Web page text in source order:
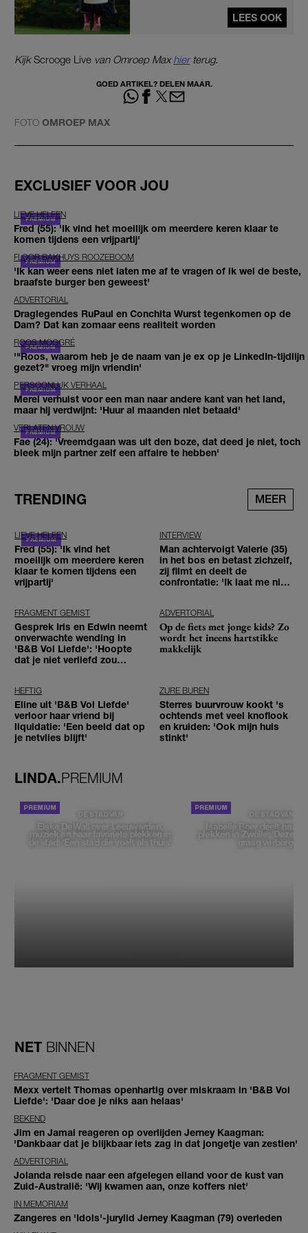
LEES OOK
KijkScrooge Live van Omroep Maxhierterug.
GOED ARTIKEL? DELEN MAAR.
FOTO OMROEP MAX
EXCLUSIEF VOOR JOU
LIEVE HELEEN
Fred (55): 'Ik vind het moeilijk om meerdere keren klaar te
komen tijdens een vrijpartij'
FLOOR BAKHUYS ROOZEBOOM
'Ik kan weer eens niet laten me af te vragen of ik wel de beste,
braafste burger ben geweest'
ADVERTORIAL
Draglegendes RuPaul en Conchita Wurst tegenkomen op de
Dam? Dat kan zomaar eens realiteit worden
ROOS MOGGRÉ
'"Roos, waarom heb je de naam van je ex op je LinkedIn-tijdlijn
gezet?" vroeg mijn vriendin'
PERSOONLIJK VERHAAL
Merel verhuist voor een man naar andere kant van het land,
maar hij verdwijnt: 'Huur al maanden niet betaald'
VERLATEN VROUW
Fae (24): 'Vreemdgaan was uit den boze, dat deed je niet, toch
bleek mijn partner zelf een affaire te hebben'
TRENDING MEER
LIEVE HELEEN
Fred (55): 'Ik vind het
moeilijk om meerdere keren
klaar te komen tijdens een
vrijpartij'
INTERVIEW
Man achtervolgt Valerie (35)
in het bos en betast zichzelf,
zij filmt en deelt de
confrontatie: 'Ik laat me niet
FRAGMENT GEMIST
Gesprek Iris en Edwin neemt
onverwachte wending in
'B&B Vol Liefde': 'Hoopte
dat je niet verliefd zou
ADVERTORIAL
Op de fiets met jonge kids? Zo
wordt het ineens hartstikke
makkelijk
HEFTIG
Eline uit 'B&B Vol Liefde'
verloor haar vriend bij
liquidatie: 'Een beeld dat op
je netvlies blijft'
ZURE BUREN
Sterres buurvrouw kookt 's
ochtends met veel knoflook
en kruiden: 'Ook mijn huis
stinkt'
LINDA.PREMIUM
DE STAD VAN
Elske DeWall over Leeuwarden,
muziek en haar favoriete plekken in
de stad: 'Een stad die voelt als thuis'
DE STAD VAN
Isabelle Boer deelt haar
plekken in Zwolle: 'Deze
graag verborgen'
NET BINNEN
FRAGMENT GEMIST
Mexx vertelt Thomas openhartig over miskraam in 'B&B Vol
Liefde': 'Daar doe je niks aan helaas'
BEKEND
Jim en Jamai reageren op overlijden Jerney Kaagman:
'Dankbaar dat je blijkbaar iets zag in dat jongetje van zestien'
ADVERTORIAL
Jolanda reisde naar een afgelegen eiland voor de kust van
Zuid-Australië: 'Wij kwamen aan, onze koffers niet'
IN MEMORIAM
Zangeres en 'Idols'-jurylid Jerney Kaagman (79) overleden